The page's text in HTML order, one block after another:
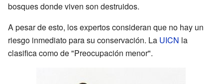
bosques donde viven son destruidos.
A pesar de esto, los expertos consideran que no hay un
riesgo inmediato para su conservación. La UICN la
clasifica como de "Preocupación menor".